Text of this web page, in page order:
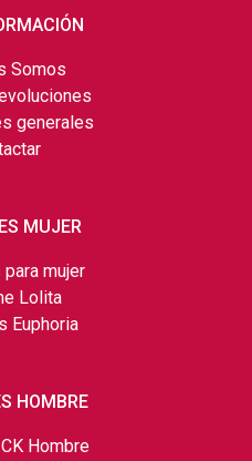
Somos
generales
MUJER
mujer
Lolita
Euphoria
HOMBRE
Hombre